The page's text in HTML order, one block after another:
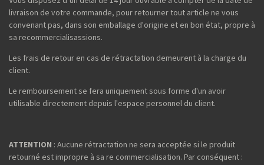
livraison de votre commande, pour retourner tout article ne vous
convenant pas, dans son emballage d'origine et en bon état, propre à
sa recommercialisassions.
Les frais de retour en cas de rétractation demeurent à la charge du
client.
Le remboursement se fera uniquement sous forme d'un avoir
utilisable directement depuis l'espace personnel du client.
ATTENTION : Aucune rétractation ne sera acceptée si le produit
retourné est impropre à sa re commercialisation. Par conséquent :